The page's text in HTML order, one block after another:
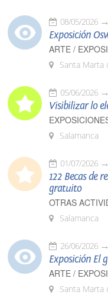
08/05/2026
Exposición
ARTE /
Santa Marta
05/06/2026
Visibilizar lo
Salamanca
01/07/2026
122 Becas de
gratuito
OTRAS
Salamanca
26/06/2026
Exposición El
ARTE /
Santa Marta